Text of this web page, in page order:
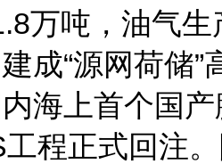
万吨，油气
成“源网荷储
海上首个国
工程正式回注